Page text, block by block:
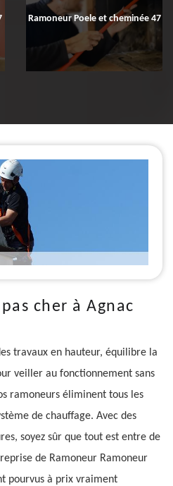
Ramoneur Poele et cheminée 47
cher à Agnac
travaux en hauteur, équilibre la
veiller au fonctionnement sans
ramoneurs éliminent tous les
de chauffage. Avec des
soyez sûr que tout est entre de
de Ramoneur Ramoneur
pourvus à prix vraiment